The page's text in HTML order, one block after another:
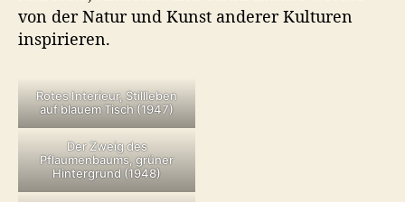
von der Natur und Kunst anderer Kulturen
inspirieren.
Rotes Interieur, Stillleben
auf blauem Tisch (1947)
Der Zweig des
Pflaumenbaums, grüner
Hintergrund (1948)